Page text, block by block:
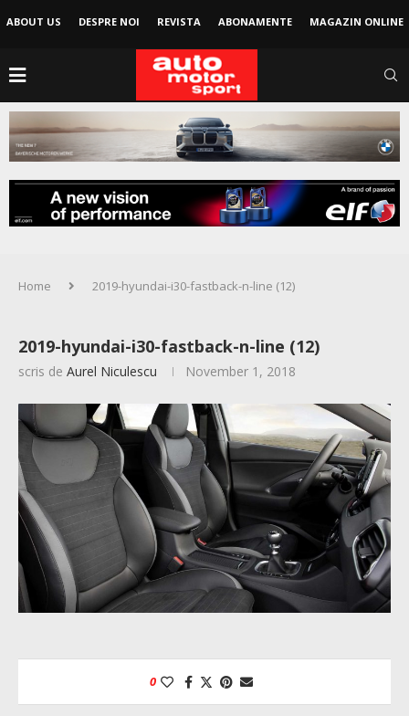
ABOUT US DESPRE NOI REVISTA ABONAMENTE MAGAZIN ONLINE
Home 2019-hyundai-i30-fastback-n-line (12)
2019-hyundai-i30-fastback-n-line (12)
scris de Aurel Niculescu November 1, 2018
0